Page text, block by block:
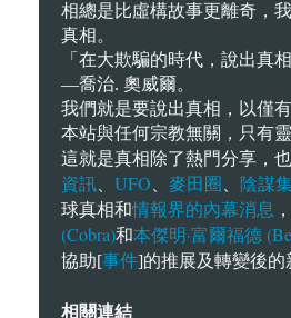
相總是比虛構故事更離奇，
真相。
「在大欺騙的時代，說出真
—喬治. 奧威爾。
我們就是要說出真相，以僅
本站與任何宗教無關，只有靈
這就是真相除了熱門分享，
資訊、 UFO、 麥田圈、 陰謀
球真相和情報界的內幕消息
(Cobra)和本傑明·富爾福德
協助[事件]的推展及轉變後的
相關連結